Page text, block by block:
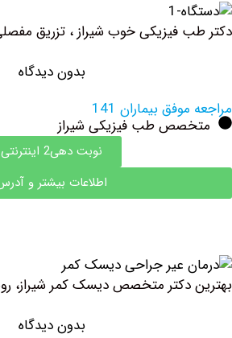
فیزیکی خوب شیراز ، تزریق مفصلی
بدون دیدگاه
بیماران 141
طب فیزیکی شیراز
نوبت دهی2 اینترنتی
اطلاعات بیشتر و آدرس
دکتر متخصص دیسک کمر شیراز، روش
بدون دیدگاه